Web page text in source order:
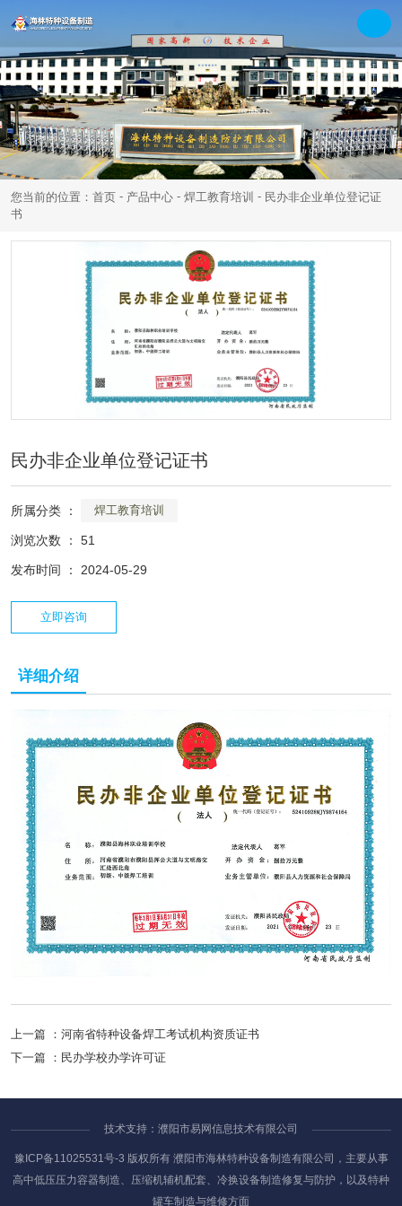
您当前的位置：首页 - 产品中心 - 焊工教育培训 - 民办非企业单位登记证
书
民办非企业单位登记证书
所属分类 ： 焊工教育培训
浏览次数 ： 51
发布时间 ： 2024-05-29
立即咨询
详细介绍
上一篇 ： 河南省特种设备焊工考试机构资质证书
下一篇 ： 民办学校办学许可证
技术支持：濮阳市易网信息技术有限公司
豫ICP备11025531号-3 版权所有 濮阳市海林特种设备制造有限公司，主要从事
高中低压压力容器制造、压缩机辅机配套、冷换设备制造修复与防护，以及特种
罐车制造与维修方面